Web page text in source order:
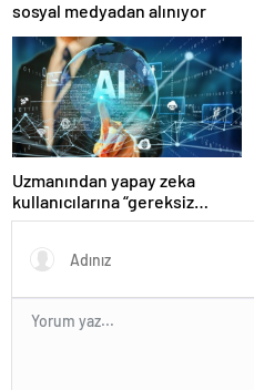
sosyal medyadan alınıyor
Uzmanından yapay zeka
kullanıcılarına “gereksiz
sorgulardan kaçının”